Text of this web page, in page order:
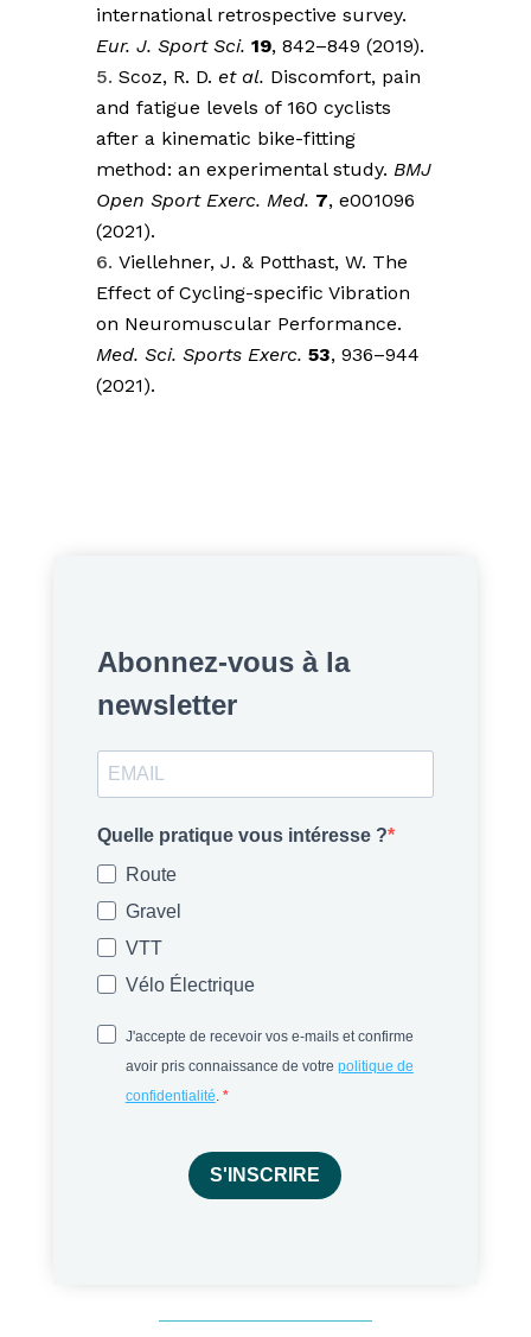
international retrospective survey.
Eur. J. Sport Sci. 19, 842–849 (2019).
Scoz, R. D. et al. Discomfort, pain
and fatigue levels of 160 cyclists
after a kinematic bike-fitting
method: an experimental study. BMJ
Open Sport Exerc. Med. 7, e001096
(2021).
Viellehner, J. & Potthast, W. The
Effect of Cycling-specific Vibration
on Neuromuscular Performance.
Med. Sci. Sports Exerc. 53, 936–944
(2021).
Abonnez-vous à la
newsletter
Quelle pratique vous intéresse ?
Route
Gravel
VTT
Vélo Électrique
J'accepte de recevoir vos e-mails et confirme
avoir pris connaissance de votre politique de
confidentialité
S'INSCRIRE